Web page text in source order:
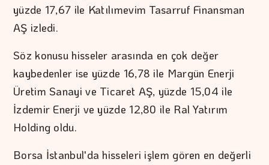
yüzde 17,67 ile Katılımevim Tasarruf Finansman
AŞ izledi.
Söz konusu hisseler arasında en çok değer
kaybedenler ise yüzde 16,78 ile Margün Enerji
Üretim Sanayi ve Ticaret AŞ, yüzde 15,04 ile
İzdemir Enerji ve yüzde 12,80 ile Ral Yatırım
Holding oldu.
Borsa İstanbul'da hisseleri işlem gören en değerli